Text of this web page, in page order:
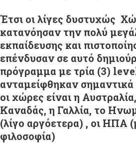
Έτσι οι λίγες δυστυχώς
κατανόησαν την πολύ
εκπαίδευσης και
επένδυσαν σε αυτό
πρόγραμμα με τρία (3)
ανταμείφθηκαν
οι χώρες είναι η
Καναδάς, η Γαλλία, το
(λίγο αργόετερα) , οι ΗΠΑ
φιλοσοφία)